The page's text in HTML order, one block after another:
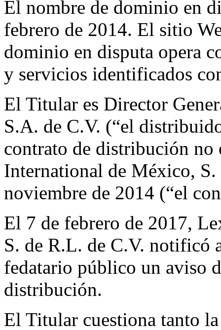
El nombre de dominio en
febrero de 2014. El sitio
dominio en disputa opera
y servicios identificados
El Titular es Director
S.A. de C.V. (“el
contrato de distribución
International de México,
noviembre de 2014 (“el
El 7 de febrero de 2017,
S. de R.L. de C.V. notificó
fedatario público un aviso
distribución.
El Titular cuestiona tanto